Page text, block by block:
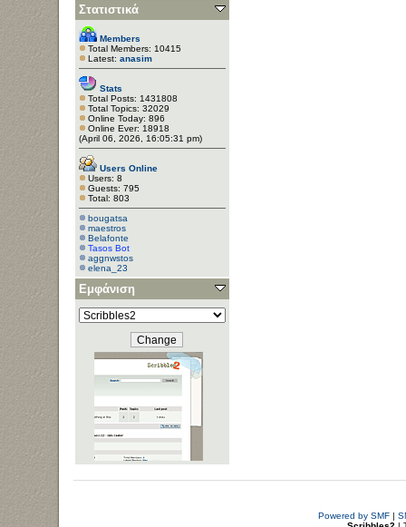
Στατιστικά
Members
Total Members: 10415
Latest: anasim
Stats
Total Posts: 1431808
Total Topics: 32029
Online Today: 896
Online Ever: 18918
(April 06, 2026, 16:05:31 pm)
Users Online
Users: 8
Guests: 795
Total: 803
bougatsa
maestros
Belafonte
Tasos Bot
aggnwstos
elena_23
Εμφάνιση
Powered by SMF|